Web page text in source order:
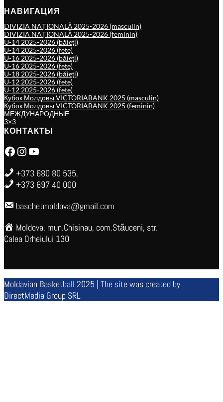
НАВИГАЦИЯ
DIVIZIA NAȚIONALĂ 2025-2026 (masculin)
DIVIZIA NAȚIONALĂ 2025-2026 (feminin)
U-14 2025-2026 (băieți)
U-14 2025-2026 (fete)
U-16 2025-2026 (băieți)
U-16 2025-2026 (fete)
U-18 2025-2026 (băieți)
U-12 2025-2026 (fete)
U-12 2025-2026 (fete)
Кубок Молдовы VICTORIABANK 2025 (masculin)
Кубок Молдовы VICTORIABANK 2025 (feminin)
МЕЖДУНАРОДНЫЕ
3×3
КОНТАКТЫ
Facebook Instagram YouTube
+373 680 80 535,
+373 697 40 000
baschetmoldova@gmail.com
Moldova, mun.Chisinau, com.Stăuceni, str.
Calea Orheiului 130
Moldavian Basketball 2025 | The site was created by
DirectMedia Group SRL